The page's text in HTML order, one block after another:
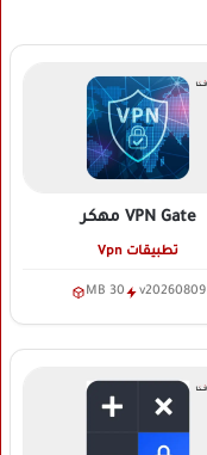
VPN Gate مهكر
تطبيقات Vpn
v20260809
30 MB